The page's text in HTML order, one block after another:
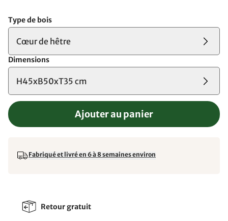
Type de bois
Cœur de hêtre
Dimensions
H45xB50xT35 cm
Ajouter au panier
Fabriqué et livré en 6 à 8 semaines environ
Retour gratuit